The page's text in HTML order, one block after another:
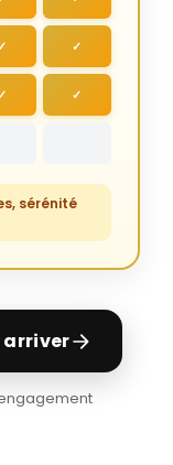
✓
✓
sérénité
arriver